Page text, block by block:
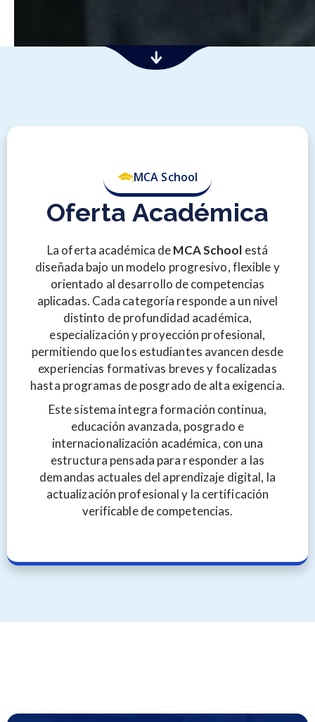
MCA School
Oferta Académica
La oferta académica deMCA School está
diseñada bajo un modelo progresivo, flexible y
orientado al desarrollo de competencias
aplicadas. Cada categoría responde a un nivel
distinto de profundidad académica,
especialización y proyección profesional,
permitiendo que los estudiantes avancen desde
experiencias formativas breves y focalizadas
hasta programas de posgrado de alta exigencia.
Este sistema integra formación continua,
educación avanzada, posgrado e
internacionalización académica, con una
estructura pensada para responder a las
demandas actuales del aprendizaje digital, la
actualización profesional y la certificación
verificable de competencias.